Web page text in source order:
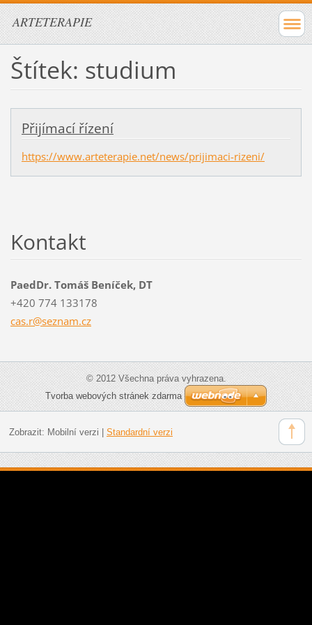
ARTETERAPIE
Štítek: studium
Přijímací řízení
https://www.arteterapie.net/news/prijimaci-rizeni/
Kontakt
PaedDr. Tomáš Beníček, DT
+420 774 133178
cas.r@seznam.cz
© 2012 Všechna práva vyhrazena.
Tvorba webových stránek zdarma
Zobrazit: Mobilní verzi Standardní verzi